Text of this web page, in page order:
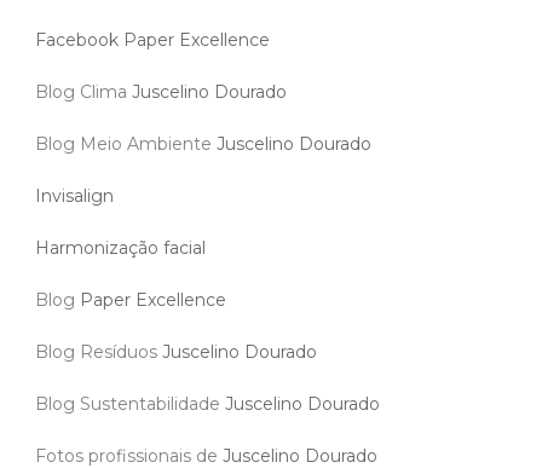
Facebook Paper Excellence
Blog Clima Juscelino Dourado
Blog Meio Ambiente Juscelino Dourado
Invisalign
Harmonização facial
Blog Paper Excellence
Blog Resíduos Juscelino Dourado
Blog Sustentabilidade Juscelino Dourado
Fotos profissionais de Juscelino Dourado